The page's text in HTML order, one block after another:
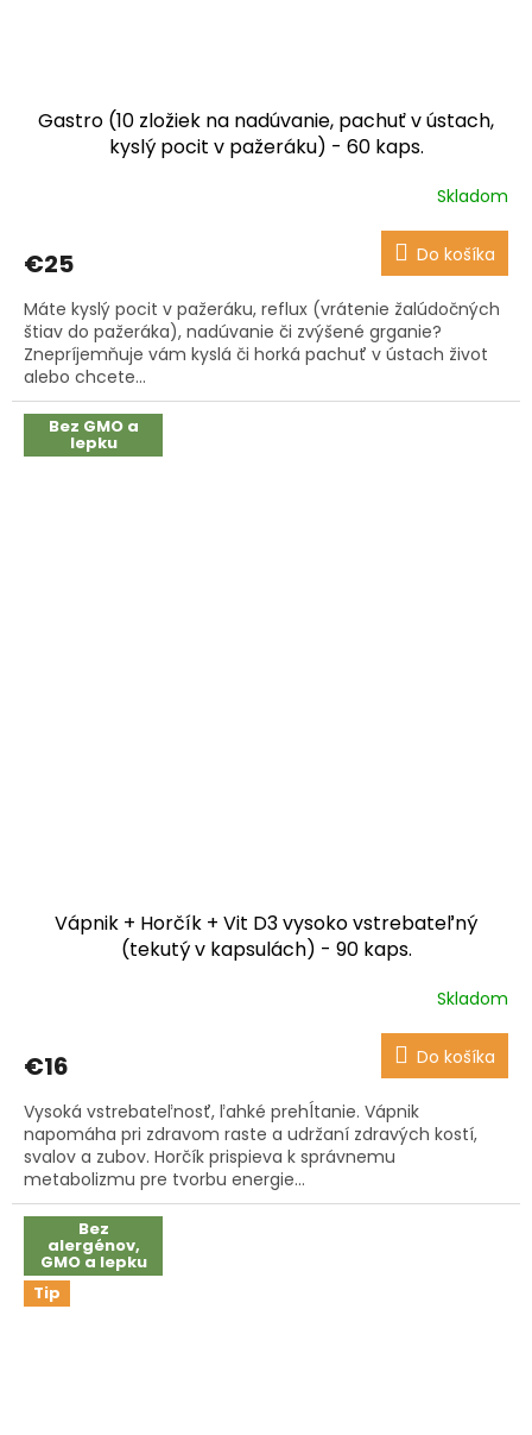
Gastro (10 zložiek na nadúvanie, pachuť v ústach,
kyslý pocit v pažeráku) - 60 kaps.
je
z
5
hviezdičiek.
Skladom
€25 Do košíka
Máte kyslý pocit v pažeráku, reflux (vrátenie žalúdočných
štiav do pažeráka), nadúvanie či zvýšené grganie?
Znepríjemňuje vám kyslá či horká pachuť v ústach život
alebo chcete...
Bez GMO a
lepku
Vápnik + Horčík + Vit D3 vysoko vstrebateľný
(tekutý v kapsulách) - 90 kaps.
je
z
5
hviezdičiek.
Skladom
€16 Do košíka
Vysoká vstrebateľnosť, ľahké prehĺtanie. Vápnik
napomáha pri zdravom raste a udržaní zdravých kostí,
svalov a zubov. Horčík prispieva k správnemu
metabolizmu pre tvorbu energie...
Bez
alergénov,
GMO a lepku
Tip